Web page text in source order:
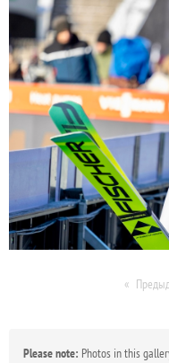
Please note: Photos in this